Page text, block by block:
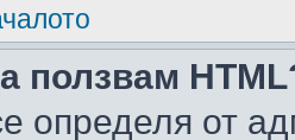
ползвам
определя от